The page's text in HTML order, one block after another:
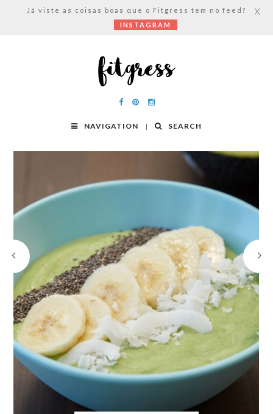
NAVIGATION SEARCH
Já viste as coisas boas que o Fitgress tem no feed?
INSTAGRAM
X